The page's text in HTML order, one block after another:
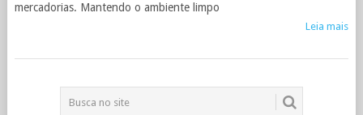
mercadorias. Mantendo o ambiente limpo
Leia mais